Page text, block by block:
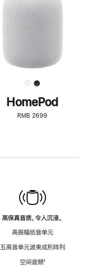
了
解
HomePod<
HomePod
RMB 2699
高保真音质，令人沉浸。
高振幅低音单元
五高音单元波束成形阵列
空间音频脚
¹